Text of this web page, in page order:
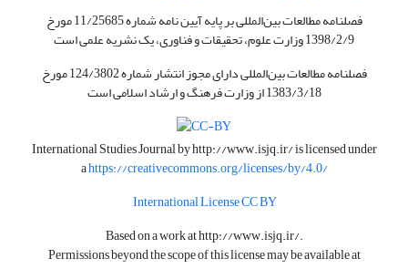
فصلنامه مطالعات بین‌المللی بر پایه آیین نامه شماره 11/25685 مورخ
1398/2/9 وزارت علوم، تحقیقات و فناوری، یک نشریه علمی است
فصلنامه مطالعات بین‌المللی دارای مجوز انتشار شماره 124/3802 مورخ
1383/3/18 از وزارت فرهنگ و ارشاد اسلامی است
International Studies Journal byhttp://www.isjq.ir/is licensed under
ahttps://creativecommons.org/licenses/by/4.0/
International License CC BY
Based on a work athttp://www.isjq.ir/.
Permissions beyond the scope of this license may be available at